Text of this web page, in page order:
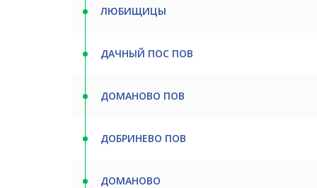
ЛЮБИЩИЦЫ
ДАЧНЫЙ ПОС ПОВ
ДОМАНОВО ПОВ
ДОБРИНЕВО ПОВ
ДОМАНОВО